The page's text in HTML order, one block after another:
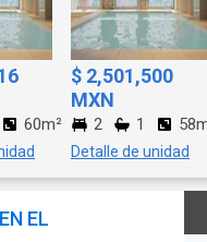
60m²
$ 2,501,500
MXN
2 1
Detalle de unidad
EL